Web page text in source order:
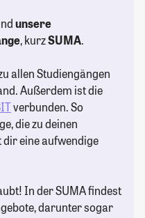
unsere
, kurzSUMA.
allen Studiengängen
Außerdem ist die
verbunden. So
die zu deinen
eine aufwendige
In der SUMA findest
darunter sogar